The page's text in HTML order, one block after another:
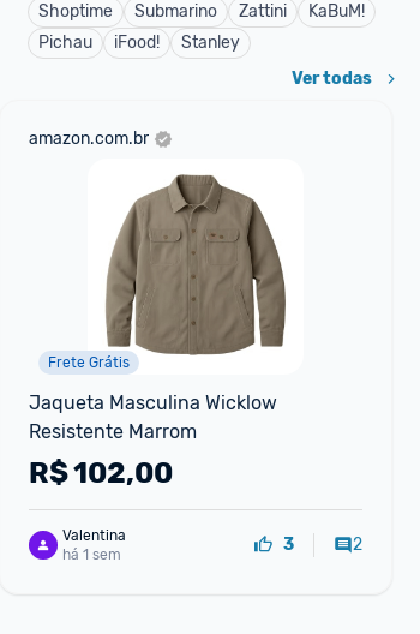
Shoptime
Submarino Zattini
KaBuM!
Pichau
iFood! Stanley
Ver todas
amazon.com.br
Frete Grátis
Jaqueta Masculina Wicklow
Resistente Marrom
R$102,00
Valentina
há 1 sem
3 2